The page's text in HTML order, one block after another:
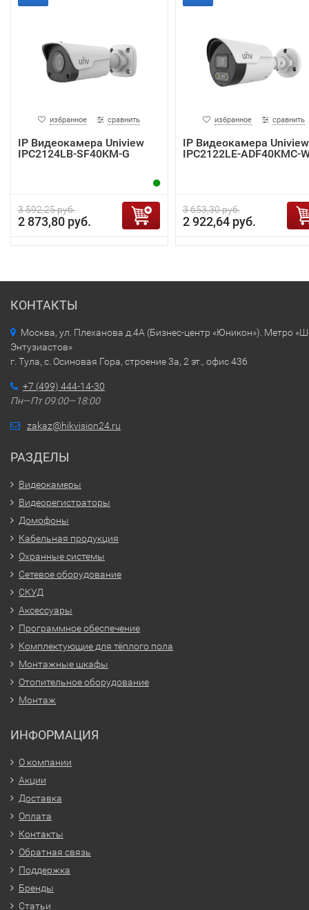
избранное сравнить
IP Видеокамера Uniview
IPC2124LB-SF40KM-G
3 592,25 руб.
2 873,80 руб.
избранное сравнить
IP Видеокамера Uniview
IPC2122LE-ADF40KMC-
3 653,30 руб.
2 922,64 руб.
КОНТАКТЫ
Москва, ул. Плеханова д.4А (Бизнес-центр «Юникон»). Метро
Энтузиастов»
г. Тула, с. Осиновая Гора, строение 3а, 2 эт., офис 436
+7 (499) 444-14-30
Пн—Пт 09:00—18:00
zakaz@hikvision24.ru
РАЗДЕЛЫ
Видеокамеры
Видеорегистраторы
Домофоны
Кабельная продукция
Охранные системы
Сетевое оборудование
СКУД
Аксессуары
Программное обеспечение
Комплектующие для тёплого пола
Монтажные шкафы
Отопительное оборудование
Монтаж
ИНФОРМАЦИЯ
О компании
Акции
Доставка
Оплата
Контакты
Обратная связь
Поддержка
Бренды
Статьи